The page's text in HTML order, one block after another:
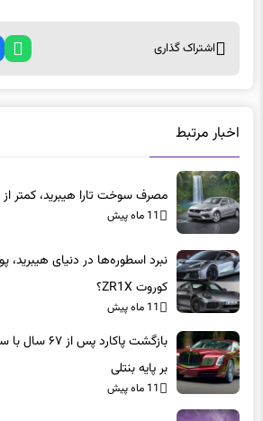
اشتراک گذاری
اخبار مرتبط
مصرف سوخت تارا هیبرید، کمتر از ۵ لیتر در صد کیلومتر!
11 ماه پیش
کوروت ZR1X؟
11 ماه پیش
بازگشت
بر پایه بنتلی
11 ماه پیش